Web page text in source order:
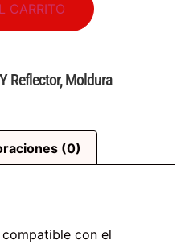
CARRITO
Reflector,Moldura
(0)
con el